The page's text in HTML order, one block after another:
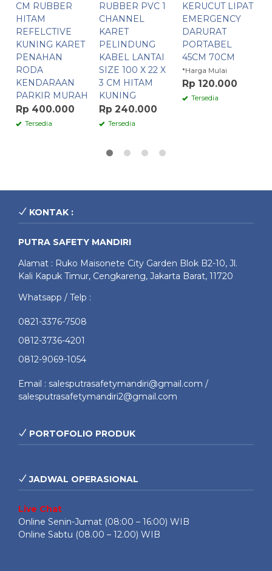
CM RUBBER
HITAM
REFELCTIVE
KUNING KARET
PENAHAN
RODA
KENDARAAN
PARKIR MURAH
Rp 400.000
Tersedia
RUBBER PVC 1
CHANNEL
KARET
PELINDUNG
KABEL LANTAI
SIZE 100 X 22 X
3 CM HITAM
KUNING
Rp 240.000
Tersedia
KERUCUT LIPAT
EMERGENCY
DARURAT
PORTABEL
45CM 70CM
*Harga Mulai
Rp 120.000
Tersedia
KONTAK :
PUTRA SAFETY MANDIRI
Alamat : Ruko Maisonete City Garden Blok B2-10, Jl.
Kali Kapuk Timur, Cengkareng, Jakarta Barat, 11720
Whatsapp / Telp :
0821-3376-7508
0812-3736-4201
0812-9069-1054
Email : salesputrasafetymandiri@gmail.com /
salesputrasafetymandiri2@gmail.com
PORTOFOLIO PRODUK
JADWAL OPERASIONAL
Live Chat
Online Senin-Jumat (08:00 – 16:00) WIB
Online Sabtu (08.00 – 12.00) WIB